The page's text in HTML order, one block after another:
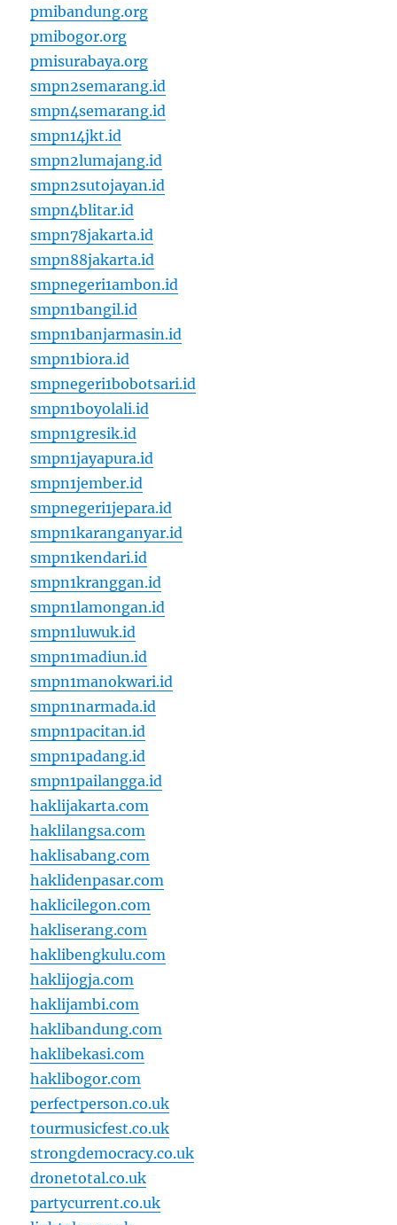
pmibandung.org
pmibogor.org
pmisurabaya.org
smpn2semarang.id
smpn4semarang.id
smpn14jkt.id
smpn2lumajang.id
smpn2sutojayan.id
smpn4blitar.id
smpn78jakarta.id
smpn88jakarta.id
smpnegeri1ambon.id
smpn1bangil.id
smpn1banjarmasin.id
smpn1biora.id
smpnegeri1bobotsari.id
smpn1boyolali.id
smpn1gresik.id
smpn1jayapura.id
smpn1jember.id
smpnegeri1jepara.id
smpn1karanganyar.id
smpn1kendari.id
smpn1kranggan.id
smpn1lamongan.id
smpn1luwuk.id
smpn1madiun.id
smpn1manokwari.id
smpn1narmada.id
smpn1pacitan.id
smpn1padang.id
smpn1pailangga.id
haklijakarta.com
haklilangsa.com
haklisabang.com
haklidenpasar.com
haklicilegon.com
hakliserang.com
haklibengkulu.com
haklijogja.com
haklijambi.com
haklibandung.com
haklibekasi.com
haklibogor.com
perfectperson.co.uk
tourmusicfest.co.uk
strongdemocracy.co.uk
dronetotal.co.uk
partycurrent.co.uk